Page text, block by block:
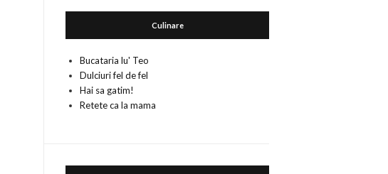
Culinare
Bucataria lu' Teo
Dulciuri fel de fel
Hai sa gatim!
Retete ca la mama